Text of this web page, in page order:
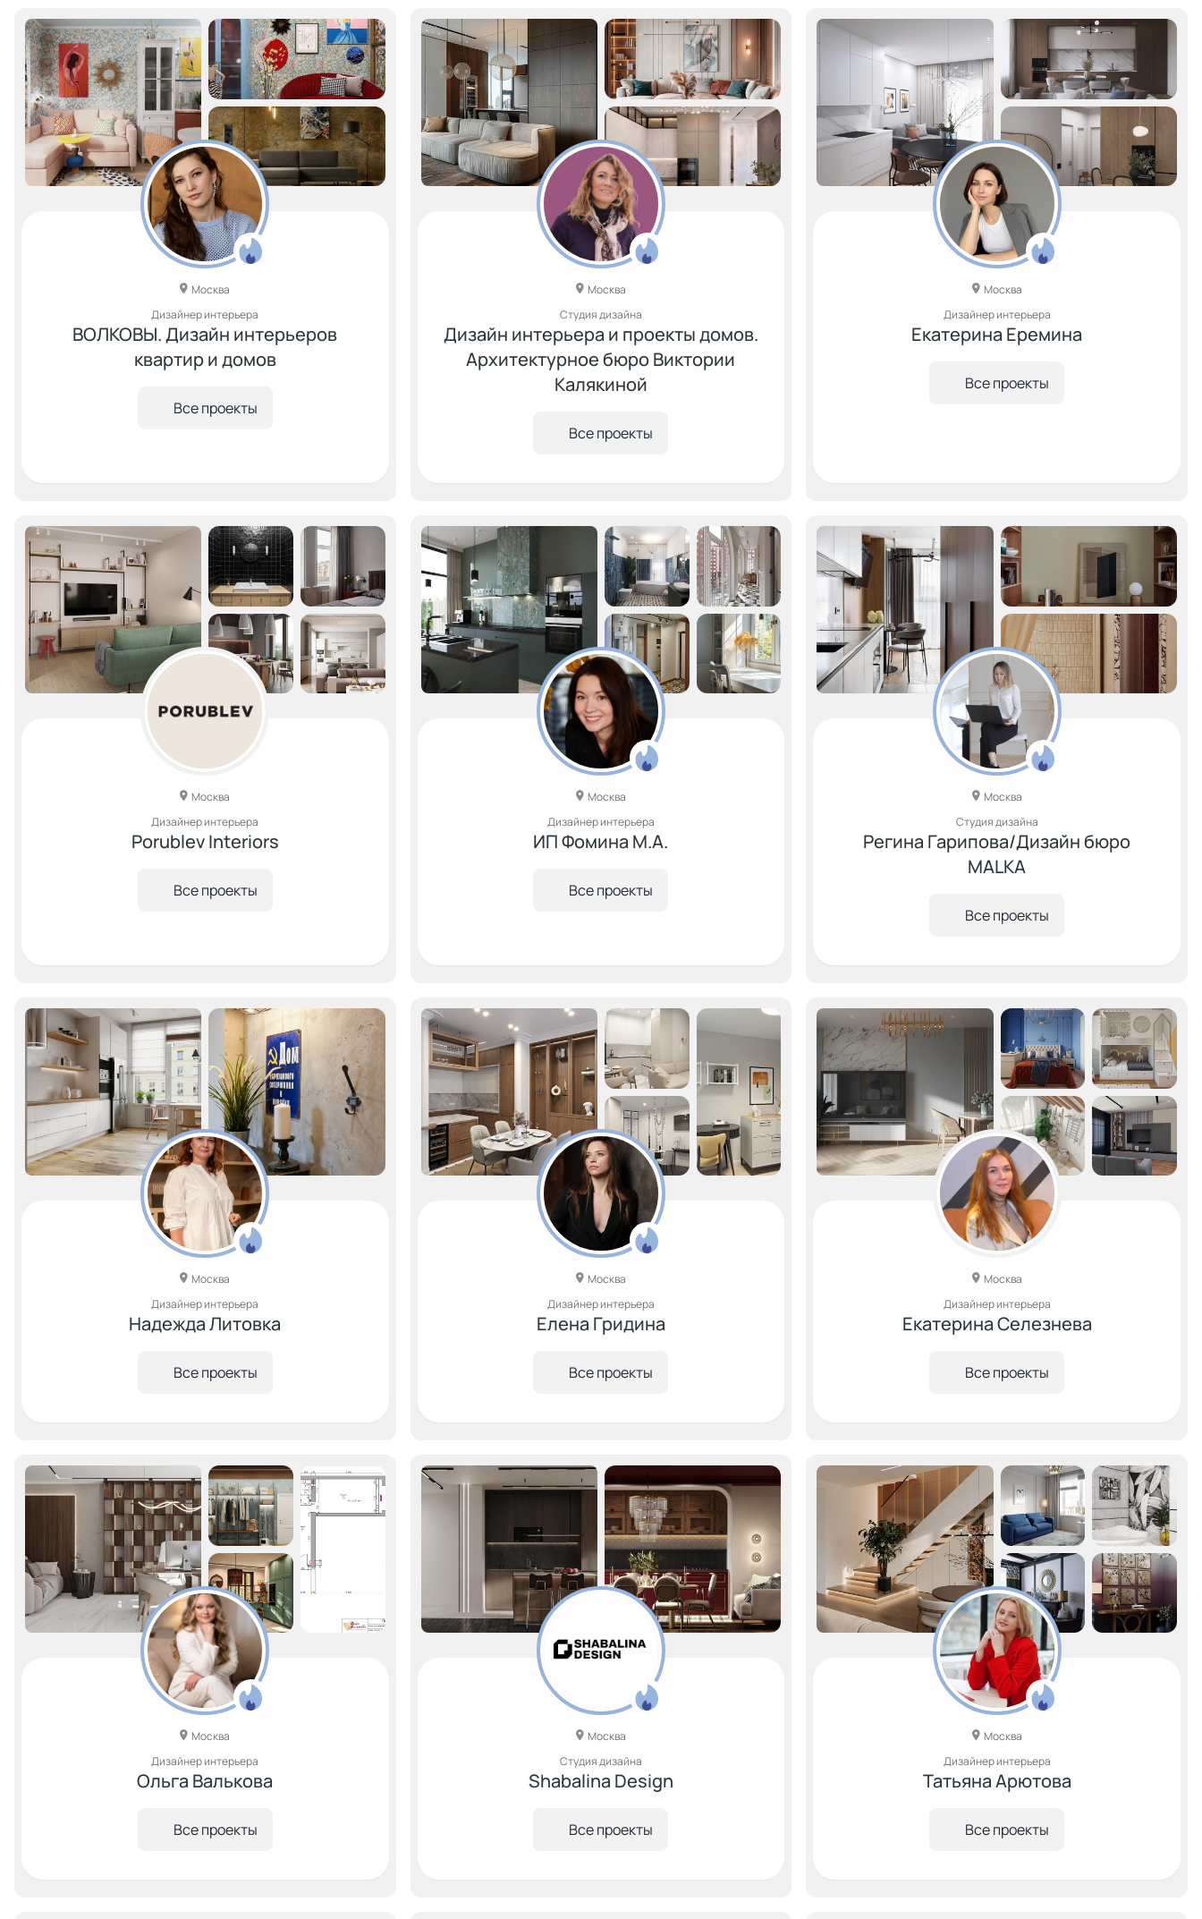
Москва
Дизайнер интерьера
ВОЛКОВЫ. Дизайн интерьеров
квартир и домов
Все проекты
Москва
Студия дизайна
Дизайн интерьера и проекты домов.
Архитектурное бюро Виктории
Калякиной
Все проекты
Москва
Дизайнер интерьера
Екатерина Еремина
Все проекты
Москва
Дизайнер интерьера
Porublev Interiors
Все проекты
Москва
Дизайнер интерьера
ИП Фомина М.А.
Все проекты
Москва
Студия дизайна
Регина Гарипова/Дизайн бюро
MALKA
Все проекты
Москва
Дизайнер интерьера
Надежда Литовка
Все проекты
Москва
Дизайнер интерьера
Елена Гридина
Все проекты
Москва
Дизайнер интерьера
Екатерина Селезнева
Все проекты
Москва
Дизайнер интерьера
Ольга Валькова
Все проекты
Москва
Студия дизайна
Shabalina Design
Все проекты
Москва
Дизайнер интерьера
Татьяна Арютова
Все проекты